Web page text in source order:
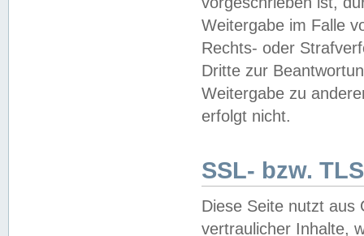
Weitergabe im Falle
Rechts- oder
Dritte zur
Weitergabe zu
erfolgt nicht.
SSL- bzw.
Diese Seite nutzt aus
vertraulicher Inhalte,